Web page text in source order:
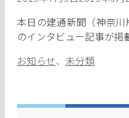
本日の建通新聞（神奈
のインタビュー記事が掲
カ
リ
お知らせ、 未分類